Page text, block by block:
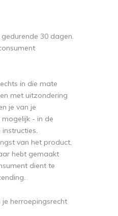
30 dagen.
in die mate
met uitzondering
je van je
- in de
van het product,
hebt gemaakt
dient te
herroepingsrecht